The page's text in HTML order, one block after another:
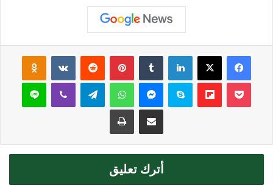
فيسبوك‫X لينكدإن بينتيريست
‫Pocket
Flipboardسكايبماسنجرواتسابتيلقرام ڤايبر لاين
مشاركة عبر البريد طباعة
أترك تعليق